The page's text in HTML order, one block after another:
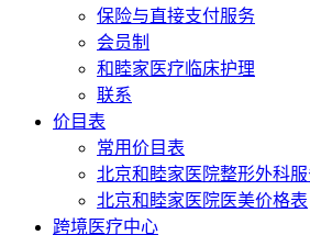
保险与直接支付服务
会员制
和睦家医疗临床护理
联系
价目表
常用价目表
北京和睦家医院整形外科
北京和睦家医院医美价格表
跨境医疗中心